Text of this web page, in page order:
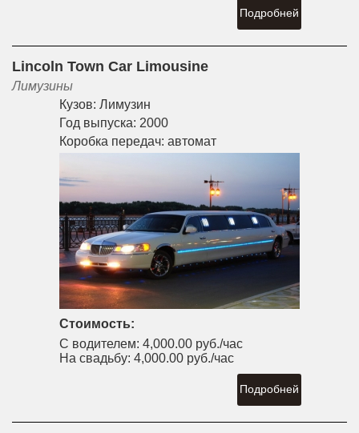
Подробней
Lincoln Town Car Limousine
Лимузины
Кузов: Лимузин
Год выпуска: 2000
Коробка передач: автомат
Стоимость:
С водителем: 4,000.00 руб./час
На свадьбу: 4,000.00 руб./час
Подробней